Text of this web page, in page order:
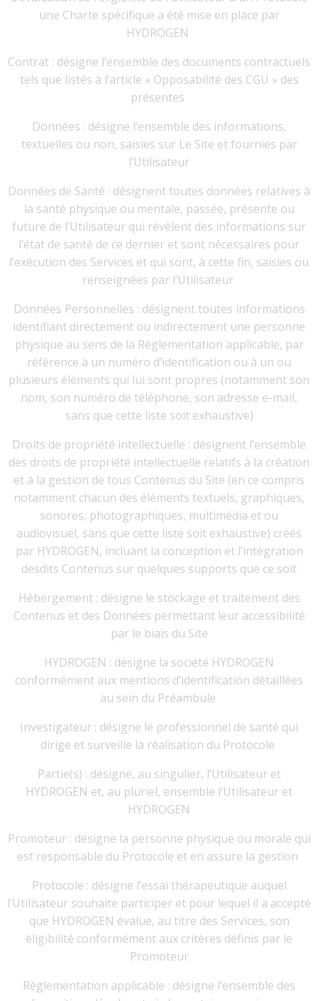
une Charte spécifique a été mise en place par
HYDROGEN
Contrat : désigne l’ensemble des documents contractuels
tels que listés à l’article « Opposabilité des CGU » des
présentes
Données : désigne l’ensemble des informations,
textuelles ou non, saisies sur Le Site et fournies par
l’Utilisateur
Données de Santé : désignent toutes données relatives à
la santé physique ou mentale, passée, présente ou
future de l’Utilisateur qui révèlent des informations sur
l’état de santé de ce dernier et sont nécessaires pour
l’exécution des Services et qui sont, à cette fin, saisies ou
renseignées par l’Utilisateur
Données Personnelles : désignent toutes informations
identifiant directement ou indirectement une personne
physique au sens de la Règlementation applicable, par
référence à un numéro d’identification ou à un ou
plusieurs éléments qui lui sont propres (notamment son
nom, son numéro de téléphone, son adresse e-mail,
sans que cette liste soit exhaustive)
Droits de propriété intellectuelle : désignent l’ensemble
des droits de propriété intellectuelle relatifs à la création
et à la gestion de tous Contenus du Site (en ce compris
notamment chacun des éléments textuels, graphiques,
sonores, photographiques, multimédia et ou
audiovisuel, sans que cette liste soit exhaustive) créés
par HYDROGEN, incluant la conception et l’intégration
desdits Contenus sur quelques supports que ce soit
Hébergement : désigne le stockage et traitement des
Contenus et des Données permettant leur accessibilité
par le biais du Site
HYDROGEN : désigne la société HYDROGEN
conformément aux mentions d’identification détaillées
au sein du Préambule
Investigateur : désigne le professionnel de santé qui
dirige et surveille la réalisation du Protocole
Partie(s) : désigne, au singulier, l’Utilisateur et
HYDROGEN et, au pluriel, ensemble l’Utilisateur et
HYDROGEN
Promoteur : désigne la personne physique ou morale qui
est responsable du Protocole et en assure la gestion
Protocole : désigne l’essai thérapeutique auquel
l’Utilisateur souhaite participer et pour lequel il a accepté
que HYDROGEN évalue, au titre des Services, son
éligibilité conformément aux critères définis par le
Promoteur
Règlementation applicable : désigne l’ensemble des